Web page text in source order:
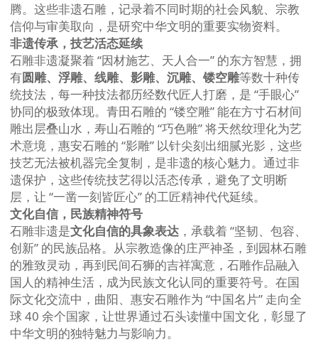
腾。这些非遗石雕，记录着不同时期的社会风貌、宗教
信仰与审美取向，是研究中华文明的重要实物资料。
非遗传承，技艺活态延续
石雕非遗凝聚着 “因材施艺、天人合一” 的东方智慧，拥
有圆雕、浮雕、线雕、影雕、沉雕、镂空雕等数十种传
统技法，每一种技法都历经数代匠人打磨，是 “手眼心”
协同的极致体现。青田石雕的 “镂空雕” 能在方寸石材间
雕出层叠山水，寿山石雕的 “巧色雕” 将天然纹理化为艺
术意境，惠安石雕的 “影雕” 以针尖刻出细腻光影，这些
技艺无法被机器完全复制，是非遗的核心魅力。通过非
遗保护，这些传统技艺得以活态传承，避免了文明断
层，让 “一凿一刻皆匠心” 的工匠精神代代延续。
文化自信，民族精神符号
石雕非遗是文化自信的具象表达 ，承载着 “坚韧、包容、
创新” 的民族品格。从宗教造像的庄严神圣，到园林石雕
的雅致灵动，再到民间石狮的吉祥寓意，石雕作品融入
国人的精神生活，成为民族文化认同的重要符号。在国
际文化交流中，曲阳、惠安石雕作为 “中国名片” 走向全
球 40 余个国家，让世界通过石头读懂中国文化，彰显了
中华文明的独特魅力与影响力。